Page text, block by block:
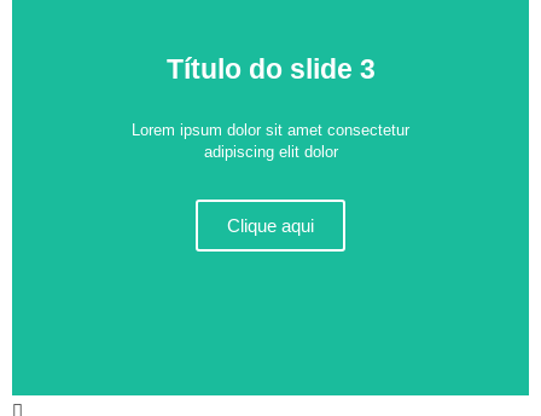
Título do slide 3
Lorem ipsum dolor sit amet consectetur
adipiscing elit dolor
Clique aqui